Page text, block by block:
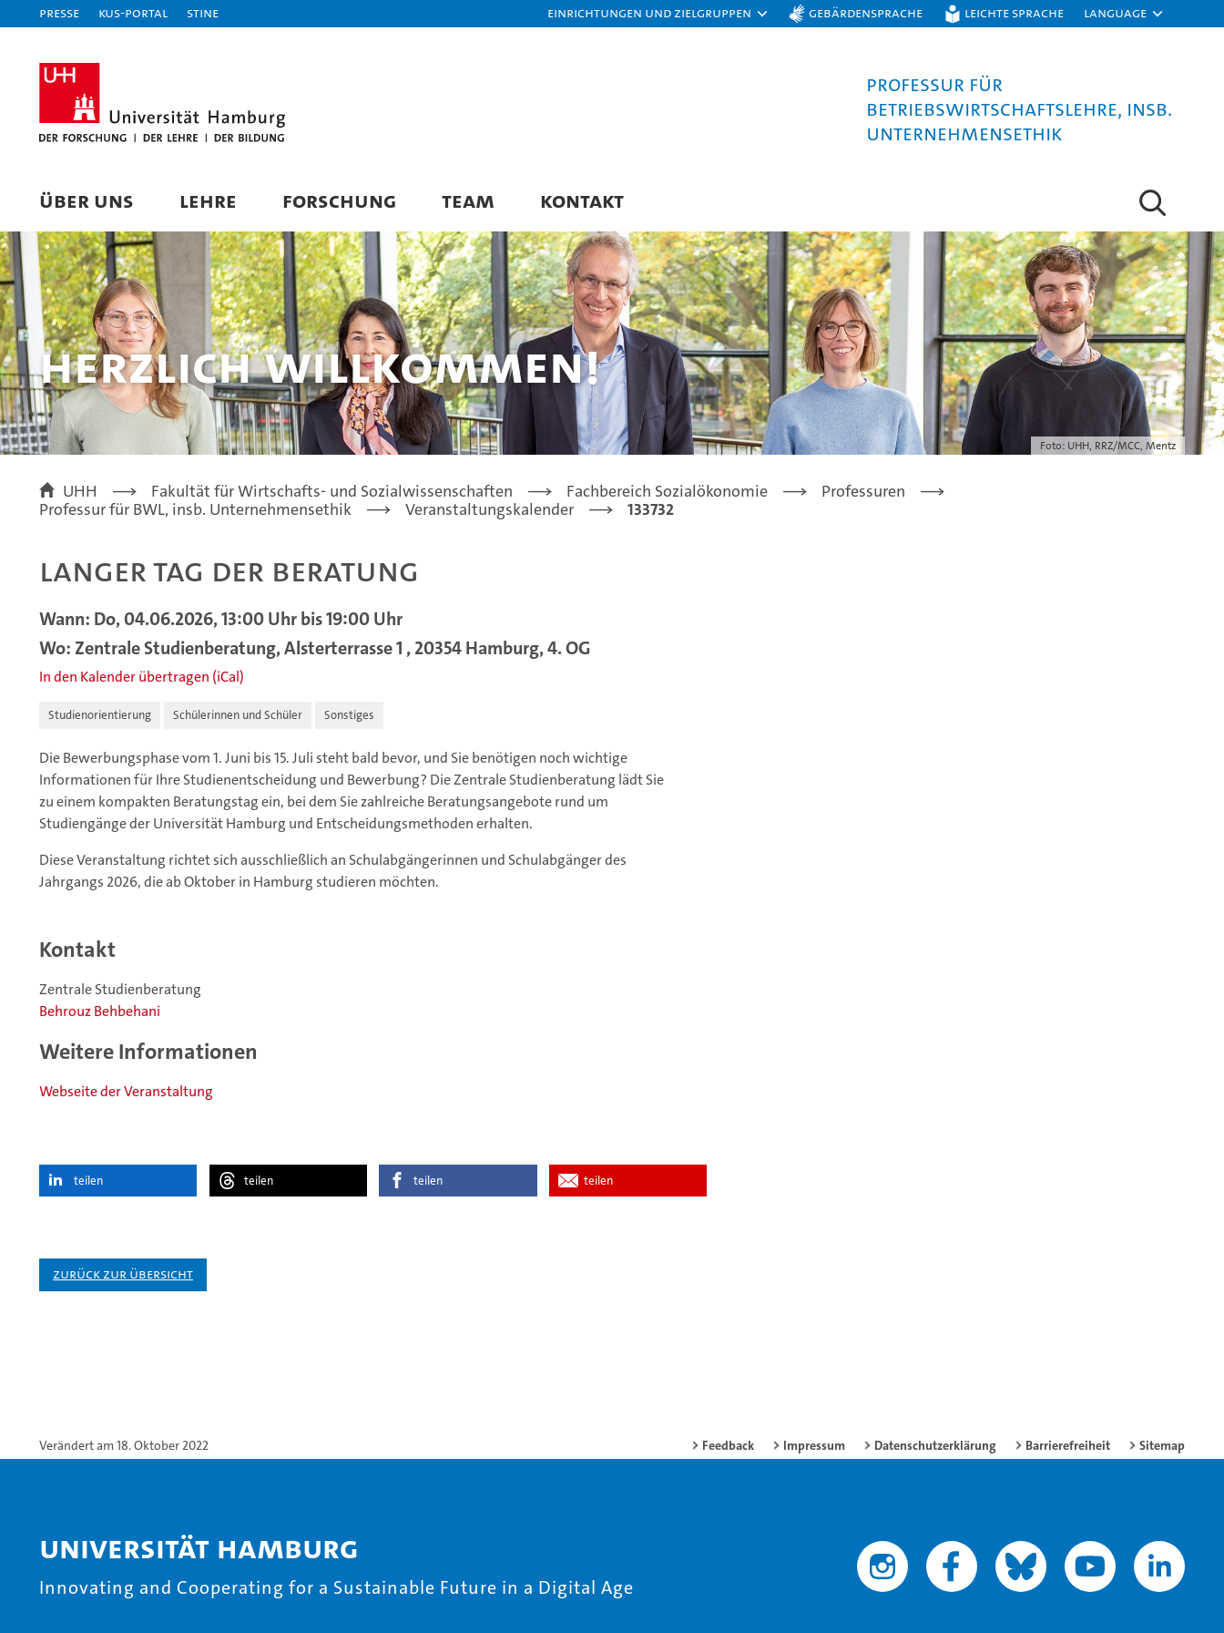
Presse KUS-Portal STiNE Einrichtungen und Zielgruppen Gebärdensprache Leichte Sprache Language
Professur für
Betriebswirtschaftslehre, insb.
Unternehmensethik
ÜBER UNS LEHRE FORSCHUNG TEAM KONTAKT
Foto: UHH, RRZ/MCC, Mentz
Herzlich Willkommen!
UHH Fakultät für Wirtschafts- und Sozialwissenschaften Fachbereich Sozialökonomie
Professuren
Professur für BWL, insb. Unternehmensethik
Veranstaltungskalender 133732
Langer Tag der Beratung
Wann: Do, 04.06.2026, 13:00 Uhr bis 19:00 Uhr
Wo: Zentrale Studienberatung, Alsterterrasse 1 , 20354 Hamburg, 4. OG
In den Kalender übertragen (iCal)
Studienorientierung Schülerinnen und Schüler Sonstiges
Die Bewerbungsphase vom 1. Juni bis 15. Juli steht bald bevor, und Sie benötigen noch wichtige
Informationen für Ihre Studienentscheidung und Bewerbung? Die Zentrale Studienberatung lädt Sie
zu einem kompakten Beratungstag ein, bei dem Sie zahlreiche Beratungsangebote rund um
Studiengänge der Universität Hamburg und Entscheidungsmethoden erhalten.
Diese Veranstaltung richtet sich ausschließlich an Schulabgängerinnen und Schulabgänger des
Jahrgangs 2026, die ab Oktober in Hamburg studieren möchten.
Kontakt
Zentrale Studienberatung
Behrouz Behbehani
Weitere Informationen
Webseite der Veranstaltung
teilen teilen teilen teilen
Zurück zur Übersicht
Verändert am 18. Oktober 2022 Feedback Impressum Datenschutzerklärung Barrierefreiheit Sitemap
Universität Hamburg
Innovating and Cooperating for a Sustainable Future in a Digital Age